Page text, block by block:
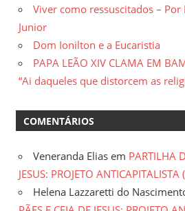
Viver como ressuscitados –
Junior
Dom Ionilton e a Eucaristia
PAPA LEÃO XIV CLAMA EM
“Ai daqueles que distorcem as
COMENTÁRIOS
Veneranda Elias em PARTILHA
JESUS: PROJETO
Helena Lazzaretti do